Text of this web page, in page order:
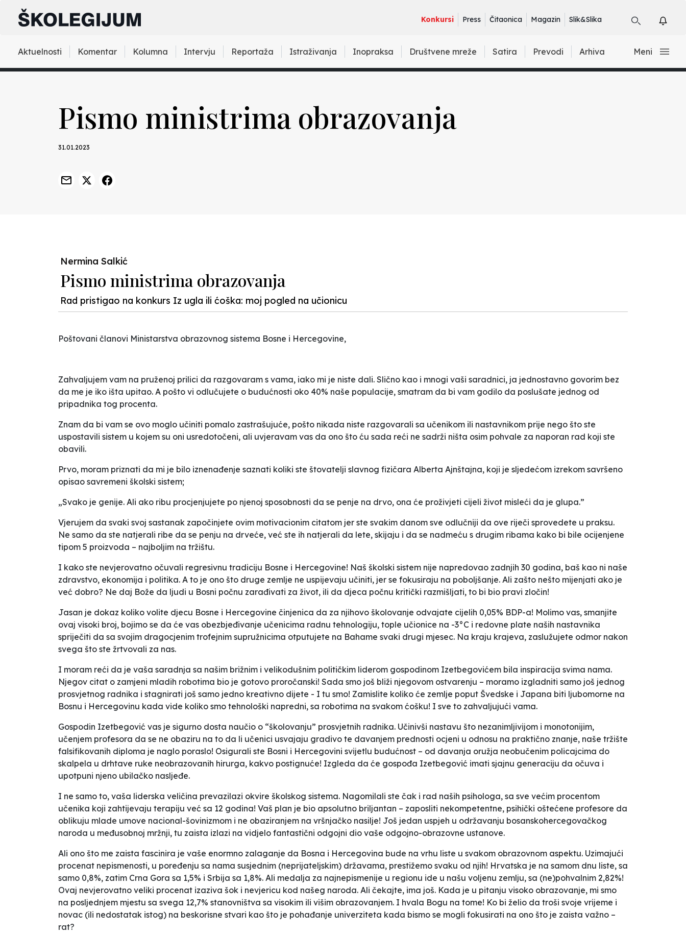
Konkursi Press Čitaonica Magazin Slik&Slika
Aktuelnosti Komentar Kolumna Intervju Reportaža Istraživanja Inopraksa Društvene mreže Satira Prevodi Arhiva Meni
Pismo ministrima obrazovanja
31.01.2023
Nermina Salkić
Pismo ministrima obrazovanja
Rad pristigao na konkurs Iz ugla ili ćoška: moj pogled na učionicu
Poštovani članovi Ministarstva obrazovnog sistema Bosne i Hercegovine,
Zahvaljujem vam na pruženoj prilici da razgovaram s vama, iako mi je niste dali. Slično kao i mnogi vaši saradnici, ja jednostavno govorim bez
da me je iko išta upitao. A pošto vi odlučujete o budućnosti oko 40% naše populacije, smatram da bi vam godilo da poslušate jednog od
pripadnika tog procenta.
Znam da bi vam se ovo moglo učiniti pomalo zastrašujuće, pošto nikada niste razgovarali sa učenikom ili nastavnikom prije nego što ste
uspostavili sistem u kojem su oni usredotočeni, ali uvjeravam vas da ono što ću sada reći ne sadrži ništa osim pohvale za naporan rad koji ste
obavili.
Prvo, moram priznati da mi je bilo iznenađenje saznati koliki ste štovatelji slavnog fizičara Alberta Ajnštajna, koji je sljedećom izrekom savršeno
opisao savremeni školski sistem;
„Svako je genije. Ali ako ribu procjenjujete po njenoj sposobnosti da se penje na drvo, ona će proživjeti cijeli život misleći da je glupa.”
Vjerujem da svaki svoj sastanak započinjete ovim motivacionim citatom jer ste svakim danom sve odlučniji da ove riječi sprovedete u praksu.
Ne samo da ste natjerali ribe da se penju na drveće, već ste ih natjerali da lete, skijaju i da se nadmeću s drugim ribama kako bi bile ocijenjene
tipom 5 proizvoda – najboljim na tržištu.
I kako ste nevjerovatno očuvali regresivnu tradiciju Bosne i Hercegovine! Naš školski sistem nije napredovao zadnjih 30 godina, baš kao ni naše
zdravstvo, ekonomija i politika. A to je ono što druge zemlje ne uspijevaju učiniti, jer se fokusiraju na poboljšanje. Ali zašto nešto mijenjati ako je
već dobro? Ne daj Bože da ljudi u Bosni počnu zarađivati za život, ili da djeca počnu kritički razmišljati, to bi bio pravi zločin!
Jasan je dokaz koliko volite djecu Bosne i Hercegovine činjenica da za njihovo školovanje odvajate cijelih 0,05% BDP-a! Molimo vas, smanjite
ovaj visoki broj, bojimo se da će vas obezbjeđivanje učenicima radnu tehnologiju, tople učionice na -3°C i redovne plate naših nastavnika
spriječiti da sa svojim dragocjenim trofejnim supružnicima otputujete na Bahame svaki drugi mjesec. Na kraju krajeva, zaslužujete odmor nakon
svega što ste žrtvovali za nas.
I moram reći da je vaša saradnja sa našim brižnim i velikodušnim političkim liderom gospodinom Izetbegovićem bila inspiracija svima nama.
Njegov citat o zamjeni mladih robotima bio je gotovo proročanski! Sada smo još bliži njegovom ostvarenju – moramo izgladniti samo još jednog
prosvjetnog radnika i stagnirati još samo jedno kreativno dijete - I tu smo! Zamislite koliko će zemlje poput Švedske i Japana biti ljubomorne na
Bosnu i Hercegovinu kada vide koliko smo tehnološki napredni, sa robotima na svakom ćošku! I sve to zahvaljujući vama.
Gospodin Izetbegović vas je sigurno dosta naučio o “školovanju” prosvjetnih radnika. Učinivši nastavu što nezanimljivijom i monotonijim,
učenjem profesora da se ne obaziru na to da li učenici usvajaju gradivo te davanjem prednosti ocjeni u odnosu na praktično znanje, naše tržište
falsifikovanih diploma je naglo poraslo! Osigurali ste Bosni i Hercegovini svijetlu budućnost – od davanja oružja neobučenim policajcima do
skalpela u drhtave ruke neobrazovanih hirurga, kakvo postignuće! Izgleda da će gospođa Izetbegović imati sjajnu generaciju da očuva i
upotpuni njeno ubilačko nasljeđe.
I ne samo to, vaša liderska veličina prevazilazi okvire školskog sistema. Nagomilali ste čak i rad naših psihologa, sa sve većim procentom
učenika koji zahtijevaju terapiju već sa 12 godina! Vaš plan je bio apsolutno briljantan – zaposliti nekompetentne, psihički oštećene profesore da
oblikuju mlade umove nacional-šovinizmom i ne obaziranjem na vršnjačko nasilje! Još jedan uspjeh u održavanju bosanskohercegovačkog
naroda u međusobnoj mržnji, tu zaista izlazi na vidjelo fantastični odgojni dio vaše odgojno-obrazovne ustanove.
Ali ono što me zaista fascinira je vaše enormno zalaganje da Bosna i Hercegovina bude na vrhu liste u svakom obrazovnom aspektu. Uzimajući
procenat nepismenosti, u poređenju sa nama susjednim (neprijateljskim) državama, prestižemo svaku od njih! Hrvatska je na samom dnu liste, sa
samo 0,8%, zatim Crna Gora sa 1,5% i Srbija sa 1,8%. Ali medalja za najnepismenije u regionu ide u našu voljenu zemlju, sa (ne)pohvalnim 2,82%!
Ovaj nevjerovatno veliki procenat izaziva šok i nevjericu kod našeg naroda. Ali čekajte, ima još. Kada je u pitanju visoko obrazovanje, mi smo
na posljednjem mjestu sa svega 12,7% stanovništva sa visokim ili višim obrazovanjem. I hvala Bogu na tome! Ko bi želio da troši svoje vrijeme i
novac (ili nedostatak istog) na beskorisne stvari kao što je pohađanje univerziteta kada bismo se mogli fokusirati na ono što je zaista važno –
rat?